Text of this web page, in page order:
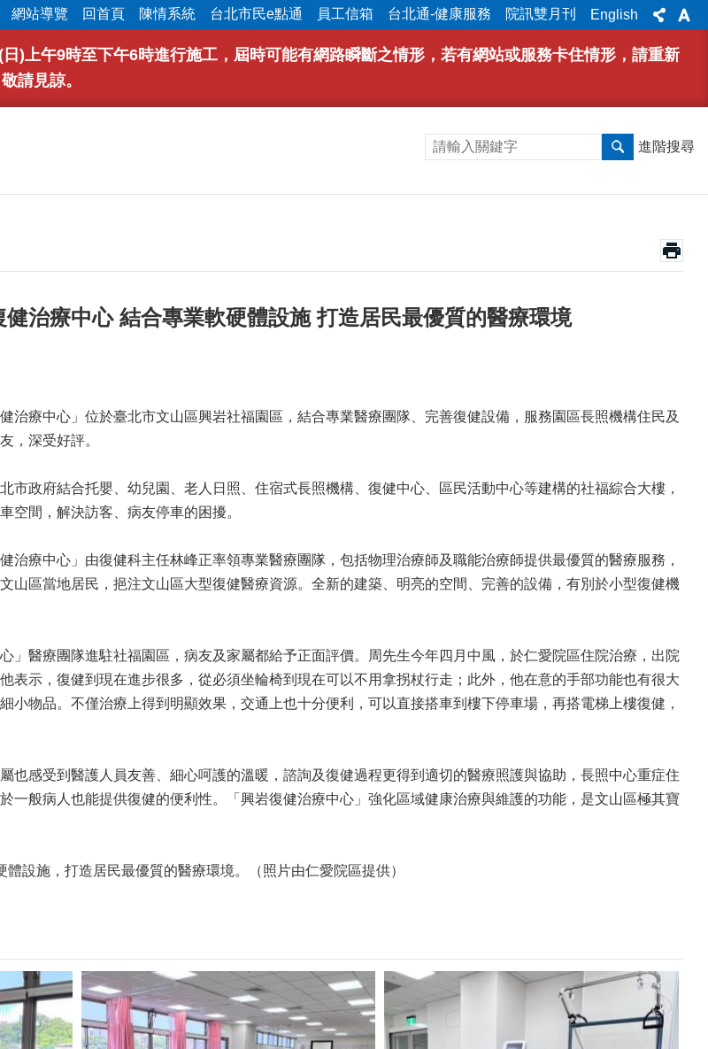
網站導覽 回首頁 陳情系統 台北市民e點通 員工信箱 台北通-健康服務 院訊雙月刊 English
)上午9時至下午6時進行施工，屆時可能有網路瞬斷之情形，若有網站或服務卡住情形，請重新
請見諒。
進階搜尋
治療中心 結合專業軟硬體設施 打造居民最優質的醫療環境
治療中心」位於臺北市文山區興岩社福園區，結合專業醫療團隊、完善復健設備，服務園區長照機構住民及
，深受好評。
市政府結合托嬰、幼兒園、老人日照、住宿式長照機構、復健中心、區民活動中心等建構的社福綜合大樓，
空間，解決訪客、病友停車的困擾。
治療中心」由復健科主任林峰正率領專業醫療團隊，包括物理治療師及職能治療師提供最優質的醫療服務，
山區當地居民，挹注文山區大型復健醫療資源。全新的建築、明亮的空間、完善的設備，有別於小型復健機
」醫療團隊進駐社福園區，病友及家屬都給予正面評價。周先生今年四月中風，於仁愛院區住院治療，出院
表示，復健到現在進步很多，從必須坐輪椅到現在可以不用拿拐杖行走；此外，他在意的手部功能也有很大
小物品。不僅治療上得到明顯效果，交通上也十分便利，可以直接搭車到樓下停車場，再搭電梯上樓復健，
也感受到醫護人員友善、細心呵護的溫暖，諮詢及復健過程更得到適切的醫療照護與協助，長照中心重症住
一般病人也能提供復健的便利性。「興岩復健治療中心」強化區域健康治療與維護的功能，是文山區極其寶
設施，打造居民最優質的醫療環境。（照片由仁愛院區提供）